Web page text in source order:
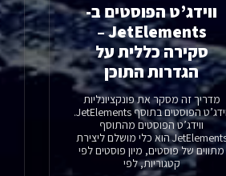
ווידג’ט הפוסטים ב-
JetElements –
סקירה כללית על
הגדרות התוכן
מדריך זה מסקר את פונקציונליות
ווידג’ט הפוסטים בתוסף JetElements.
ווידג’ט הפוסטים מהתוסף
JetElements הוא כלי מושלם ליצירת
מתווים של פוסטים, מיון פוסטים לפי
קטגוריות, לפי